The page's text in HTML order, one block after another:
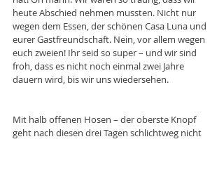
heute Abschied nehmen mussten. Nicht nur
wegen dem Essen, der schönen Casa Luna und
eurer Gastfreundschaft. Nein, vor allem wegen
euch zweien! Ihr seid so super – und wir sind
froh, dass es nicht noch einmal zwei Jahre
dauern wird, bis wir uns wiedersehen.
Mit halb offenen Hosen – der oberste Knopf
geht nach diesen drei Tagen schlichtweg nicht